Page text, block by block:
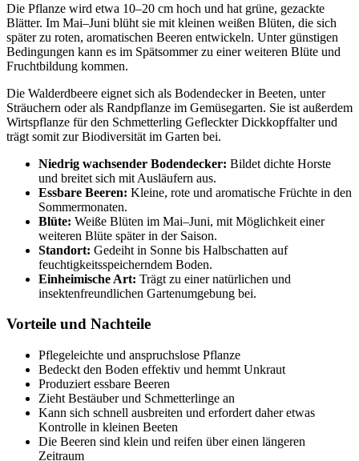
Die Pflanze wird etwa 10–20 cm hoch und hat grüne, gezackte
Blätter. Im Mai–Juni blüht sie mit kleinen weißen Blüten, die sich
später zu roten, aromatischen Beeren entwickeln. Unter günstigen
Bedingungen kann es im Spätsommer zu einer weiteren Blüte und
Fruchtbildung kommen.
Die Walderdbeere eignet sich als Bodendecker in Beeten, unter
Sträuchern oder als Randpflanze im Gemüsegarten. Sie ist außerdem
Wirtspflanze für den Schmetterling Gefleckter Dickkopffalter und
trägt somit zur Biodiversität im Garten bei.
Niedrig wachsender Bodendecker: Bildet dichte Horste
und breitet sich mit Ausläufern aus.
Essbare Beeren: Kleine, rote und aromatische Früchte in den
Sommermonaten.
Blüte: Weiße Blüten im Mai–Juni, mit Möglichkeit einer
weiteren Blüte später in der Saison.
Standort: Gedeiht in Sonne bis Halbschatten auf
feuchtigkeitsspeicherndem Boden.
Einheimische Art: Trägt zu einer natürlichen und
insektenfreundlichen Gartenumgebung bei.
Vorteile und Nachteile
Pflegeleichte und anspruchslose Pflanze
Bedeckt den Boden effektiv und hemmt Unkraut
Produziert essbare Beeren
Zieht Bestäuber und Schmetterlinge an
Kann sich schnell ausbreiten und erfordert daher etwas
Kontrolle in kleinen Beeten
Die Beeren sind klein und reifen über einen längeren
Zeitraum